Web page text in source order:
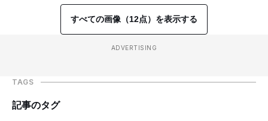
すべての画像（12点）を表示する
ADVERTISING
TAGS
記事のタグ